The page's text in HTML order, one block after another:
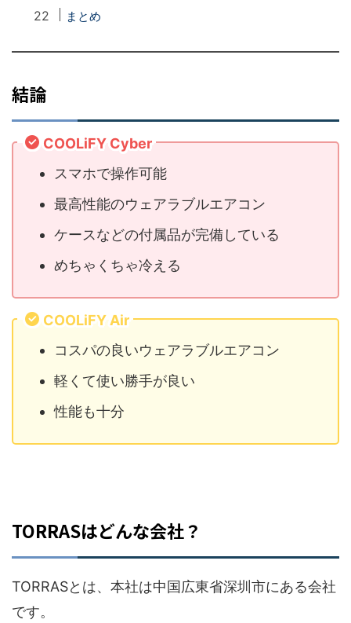
まとめ
結論
COOLiFY Cyber
スマホで操作可能
最高性能のウェアラブルエアコン
ケースなどの付属品が完備している
めちゃくちゃ冷える
COOLiFY Air
コスパの良いウェアラブルエアコン
軽くて使い勝手が良い
性能も十分
TORRASはどんな会社？
TORRASとは、本社は中国広東省深圳市にある会社
です。